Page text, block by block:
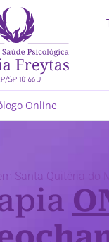
Online
Santa Quitéria do